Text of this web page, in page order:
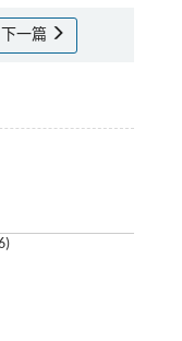
下一篇